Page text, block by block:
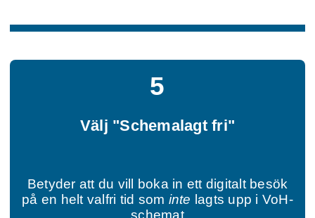
5
Välj "Schemalagt fri"
Betyder att du vill boka in ett digitalt besök
på en helt valfri tid som inte lagts upp i VoH-